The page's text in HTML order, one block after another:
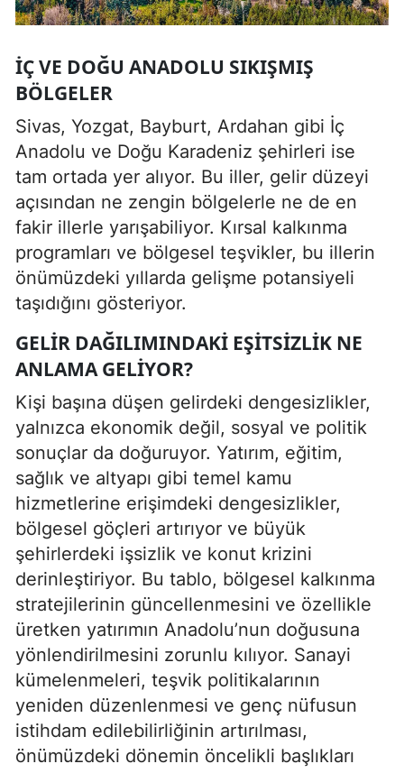
İÇ VE DOĞU ANADOLU SIKIŞMIŞ
BÖLGELER
Sivas, Yozgat, Bayburt, Ardahan gibi İç
Anadolu ve Doğu Karadeniz şehirleri ise
tam ortada yer alıyor. Bu iller, gelir düzeyi
açısından ne zengin bölgelerle ne de en
fakir illerle yarışabiliyor. Kırsal kalkınma
programları ve bölgesel teşvikler, bu illerin
önümüzdeki yıllarda gelişme potansiyeli
taşıdığını gösteriyor.
GELIR DAĞILIMINDAKI EŞITSIZLIK NE
ANLAMA GELIYOR?
Kişi başına düşen gelirdeki dengesizlikler,
yalnızca ekonomik değil, sosyal ve politik
sonuçlar da doğuruyor. Yatırım, eğitim,
sağlık ve altyapı gibi temel kamu
hizmetlerine erişimdeki dengesizlikler,
bölgesel göçleri artırıyor ve büyük
şehirlerdeki işsizlik ve konut krizini
derinleştiriyor. Bu tablo, bölgesel kalkınma
stratejilerinin güncellenmesini ve özellikle
üretken yatırımın Anadolu’nun doğusuna
yönlendirilmesini zorunlu kılıyor. Sanayi
kümelenmeleri, teşvik politikalarının
yeniden düzenlenmesi ve genç nüfusun
istihdam edilebilirliğinin artırılması,
önümüzdeki dönemin öncelikli başlıkları